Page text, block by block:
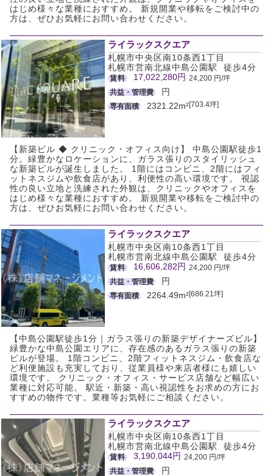
はじめ様々な業種におすすめ。 新規開業や移転をご検討中の
方は、ぜひお気軽にお問い合わせください。
ライラックスクエア
札幌市中央区南10条西1丁目
札幌市営南北線中島公園駅 徒歩4分
賃料 17,022,280円 24,200 円/坪
共益・管理費
円
専有面積 2321.22m²[703.4坪]
【新築ビル ◆ クリニック・オフィス向け】 中島公園駅徒歩1
分。緑豊かなロケーションに、ガラス張りのスタイリッシュ
な新築ビルが誕生しました。 1階にはコンビニ、2階にはフィ
ットネスジムや飲食店があり、利便性の高い環境です。 視認
性の良い立地と洗練された外観は、クリニックやオフィスを
はじめ様々な業種におすすめ。 新規開業や移転をご検討中の
方は、ぜひお気軽にお問い合わせください。
ライラックスクエア
札幌市中央区南10条西1丁目
札幌市営南北線中島公園駅 徒歩4分
賃料 16,606,282円 24,200 円/坪
共益・管理費
円
専有面積 2264.49m²[686.21坪]
【中島公園駅徒歩1分｜ガラス張りの新築デザイナーズビル】
緑豊かな中島公園エリアに、存在感のあるガラス張りの新築
ビルが登場。 1階コンビニ、2階フィットネスジム・飲食店な
ど利便施設も充実しており、従業員様や来店者様にも嬉しい
環境です。 クリニック・オフィス・サービス店舗など幅広い
業種に対応可能。 駅近・新築・高い視認性をお求めの方にお
すすめの物件です。業種等お気軽にご相談ください。
ライラックスクエア
札幌市中央区南10条西1丁目
札幌市営南北線中島公園駅 徒歩4分
賃料 3,190,044円 24,200 円/坪
共益・管理費
円